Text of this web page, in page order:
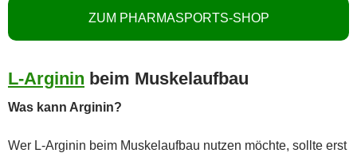
ZUM PHARMASPORTS-SHOP
L-Arginin beim Muskelaufbau
Was kann Arginin?
Wer L-Arginin beim Muskelaufbau nutzen möchte, sollte erst